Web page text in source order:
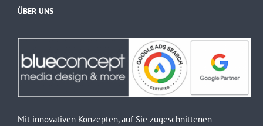
ÜBER UNS
Mit innovativen Konzepten, auf Sie zugeschnittenen